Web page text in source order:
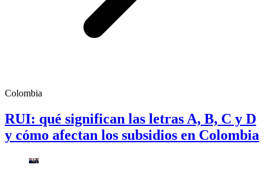
Colombia
RUI: qué significan las letras A, B, C y D
y cómo afectan los subsidios en Colombia